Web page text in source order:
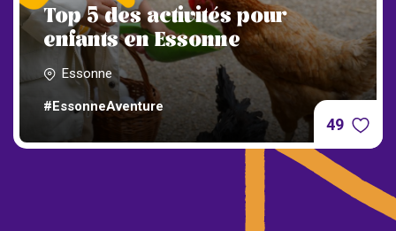
Top 5 des activités pour
enfants en Essonne
Essonne
#EssonneAventure
49